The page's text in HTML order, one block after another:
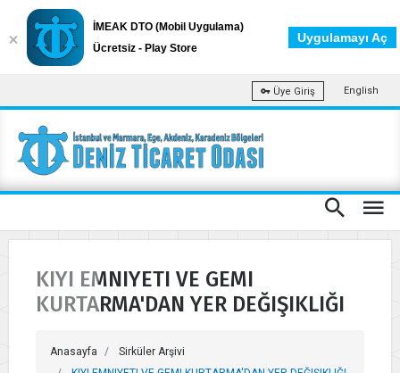
Üye Giriş English
KIYI EMNIYETI VE GEMI
KURTARMA'DAN YER DEĞIŞIKLIĞI
Anasayfa
Sirküler Arşivi
İMEAK DTO (Mobil Uygulama)
Ücretsiz - Play Store
Uygulamayı Aç